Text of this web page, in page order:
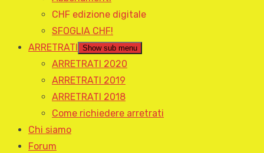
CHF edizione digitale
SFOGLIA CHF!
ARRETRATI
Show sub menu
ARRETRATI 2020
ARRETRATI 2019
ARRETRATI 2018
Come richiedere arretrati
Chi siamo
Forum